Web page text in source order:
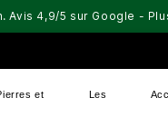
Avis 4,9/5 sur Google -
et Les